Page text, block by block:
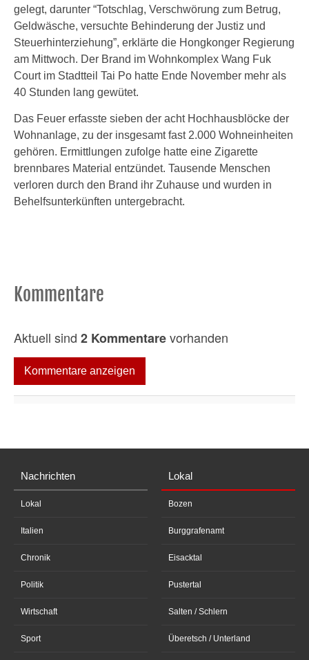
gelegt, darunter “Totschlag, Verschwörung zum Betrug,
Geldwäsche, versuchte Behinderung der Justiz und
Steuerhinterziehung”, erklärte die Hongkonger Regierung
am Mittwoch. Der Brand im Wohnkomplex Wang Fuk
Court im Stadtteil Tai Po hatte Ende November mehr als
40 Stunden lang gewütet.
Das Feuer erfasste sieben der acht Hochhausblöcke der
Wohnanlage, zu der insgesamt fast 2.000 Wohneinheiten
gehören. Ermittlungen zufolge hatte eine Zigarette
brennbares Material entzündet. Tausende Menschen
verloren durch den Brand ihr Zuhause und wurden in
Behelfsunterkünften untergebracht.
Kommentare
Aktuell sind 2 Kommentarevorhanden
Kommentare anzeigen
Nachrichten
Lokal
Italien
Chronik
Politik
Wirtschaft
Sport
Lokal
Bozen
Burggrafenamt
Eisacktal
Pustertal
Salten / Schlern
Überetsch / Unterland